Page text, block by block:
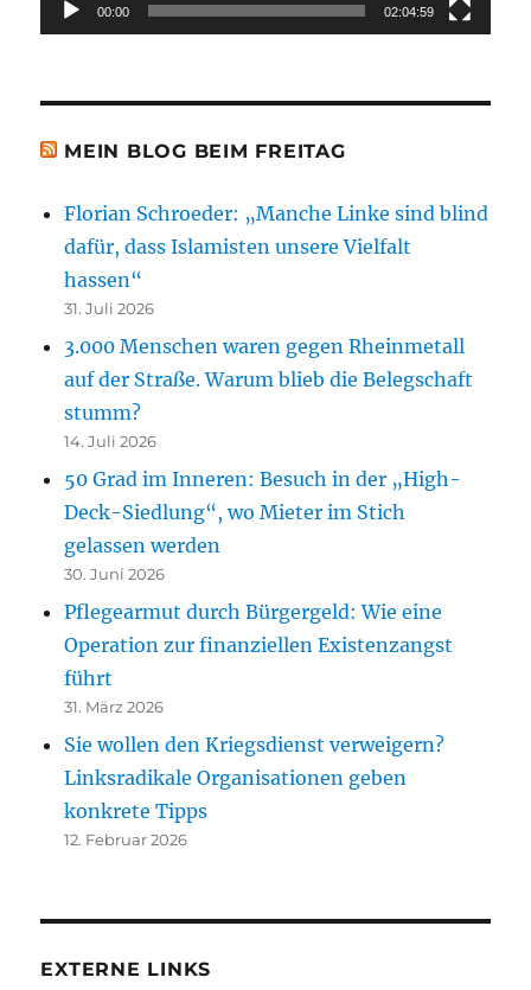
00:00 02:04:59
MEIN BLOG BEIM FREITAG
Florian Schroeder: „Manche Linke sind blind
dafür, dass Islamisten unsere Vielfalt
hassen“
31. Juli 2026
3.000 Menschen waren gegen Rheinmetall
auf der Straße. Warum blieb die Belegschaft
stumm?
14. Juli 2026
50 Grad im Inneren: Besuch in der „High-
Deck-Siedlung“, wo Mieter im Stich
gelassen werden
30. Juni 2026
Pflegearmut durch Bürgergeld: Wie eine
Operation zur finanziellen Existenzangst
führt
31. März 2026
Sie wollen den Kriegsdienst verweigern?
Linksradikale Organisationen geben
konkrete Tipps
12. Februar 2026
EXTERNE LINKS